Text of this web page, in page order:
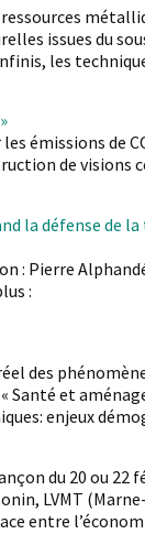
issues du
les
émissions de
de
la défense de
: Pierre
:
des
« Santé et
enjeux
du 20 ou 22
LVMT
entre